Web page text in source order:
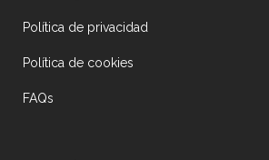
Política de privacidad
Política de cookies
FAQs